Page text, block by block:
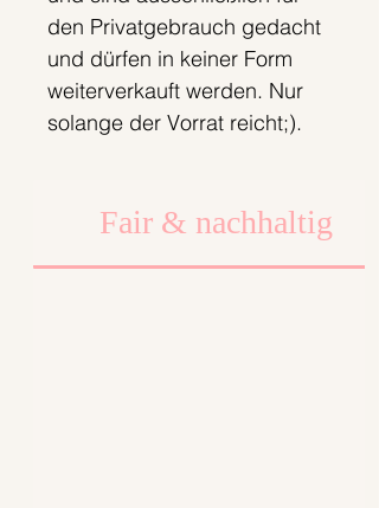
den Privatgebrauch gedacht
und dürfen in keiner Form
weiterverkauft werden. Nur
solange der Vorrat reicht;).
Fair & nachhaltig